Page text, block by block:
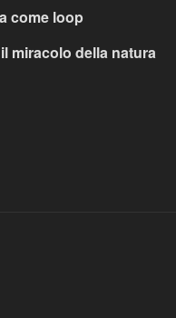
come loop
miracolo della natura